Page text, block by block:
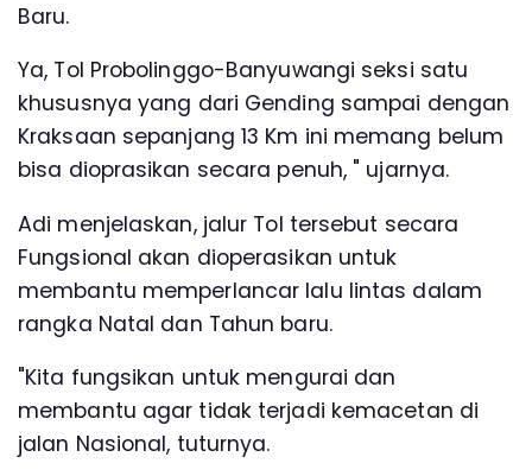
Baru.
Ya, Tol Probolinggo-Banyuwangi seksi satu
khususnya yang dari Gending sampai dengan
Kraksaan sepanjang 13 Km ini memang belum
bisa dioprasikan secara penuh, " ujarnya.
Adi menjelaskan, jalur Tol tersebut secara
Fungsional akan dioperasikan untuk
membantu memperlancar lalu lintas dalam
rangka Natal dan Tahun baru.
"Kita fungsikan untuk mengurai dan
membantu agar tidak terjadi kemacetan di
jalan Nasional, tuturnya.